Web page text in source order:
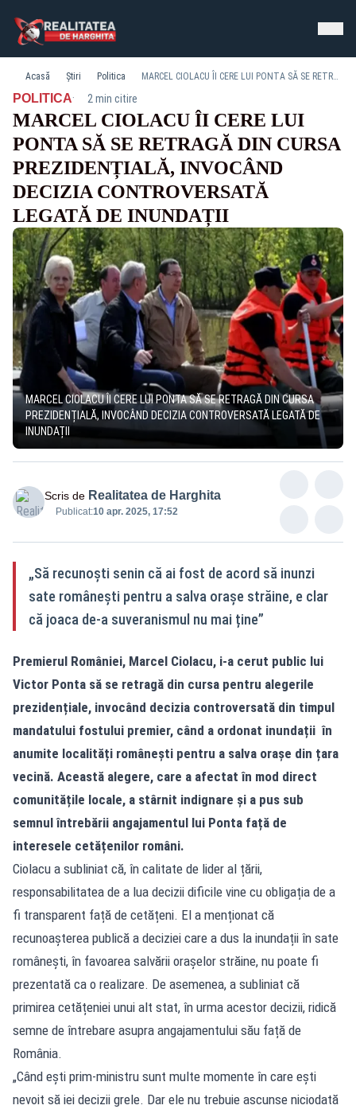
Acasă Știri Politica MARCEL CIOLACU ÎI CERE LUI PONTA SĂ SE RETRAGĂ DIN CURSA PREZIDENȚIALĂ, INVOCÂND DECIZIA CONTROVERSATĂ LEGATĂ DE INUNDAȚII
POLITICA· 2 min citire
MARCEL CIOLACU ÎI CERE LUI
PONTA SĂ SE RETRAGĂ DIN CURSA
PREZIDENȚIALĂ, INVOCÂND
DECIZIA CONTROVERSATĂ
LEGATĂ DE INUNDAȚII
MARCEL CIOLACU ÎI CERE LUI PONTA SĂ SE RETRAGĂ DIN CURSA
PREZIDENȚIALĂ, INVOCÂND DECIZIA CONTROVERSATĂ LEGATĂ DE
INUNDAȚII
Scris de Realitatea de Harghita
Publicat:10 apr. 2025, 17:52
„Să recunoști senin că ai fost de acord să inunzi
sate românești pentru a salva orașe străine, e clar
că joaca de-a suveranismul nu mai ține”
Premierul României, Marcel Ciolacu, i-a cerut public lui
Victor Ponta să se retragă din cursa pentru alegerile
prezidențiale, invocând decizia controversată din timpul
mandatului fostului premier, când a ordonat inundații în
anumite localități românești pentru a salva orașe din țara
vecină. Această alegere, care a afectat în mod direct
comunitățile locale, a stârnit indignare și a pus sub
semnul întrebării angajamentul lui Ponta față de
interesele cetățenilor români.
Ciolacu a subliniat că, în calitate de lider al țării,
responsabilitatea de a lua decizii dificile vine cu obligația de a
fi transparent față de cetățeni. El a menționat că
recunoașterea publică a deciziei care a dus la inundații în sate
românești, în favoarea salvării orașelor străine, nu poate fi
prezentată ca o realizare. De asemenea, a subliniat că
primirea cetățeniei unui alt stat, în urma acestor decizii, ridică
semne de întrebare asupra angajamentului său față de
România.
„Când ești prim-ministru sunt multe momente în care ești
nevoit să iei decizii grele. Dar ele nu trebuie ascunse niciodată